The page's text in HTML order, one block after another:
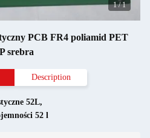
1/1
PCB FR4 poliamid PET
srebra
Description
52L,
52 l